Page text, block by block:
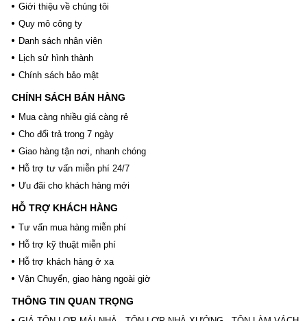
Giới thiệu về chúng tôi
Quy mô công ty
Danh sách nhân viên
Lịch sử hình thành
Chính sách bảo mật
CHÍNH SÁCH BÁN HÀNG
Mua càng nhiều giá càng rẻ
Cho đổi trả trong 7 ngày
Giao hàng tận nơi, nhanh chóng
Hỗ trợ tư vấn miễn phí 24/7
Ưu đãi cho khách hàng mới
HỖ TRỢ KHÁCH HÀNG
Tư vấn mua hàng miễn phí
Hỗ trợ kỹ thuật miễn phí
Hỗ trợ khách hàng ở xa
Vận Chuyển, giao hàng ngoài giờ
THÔNG TIN QUAN TRỌNG